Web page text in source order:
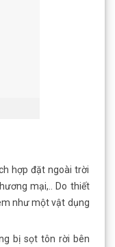
hợp đặt ngoài trời
mại,.. Do thiết
như một vật dụng
bị sọt tôn rời bên